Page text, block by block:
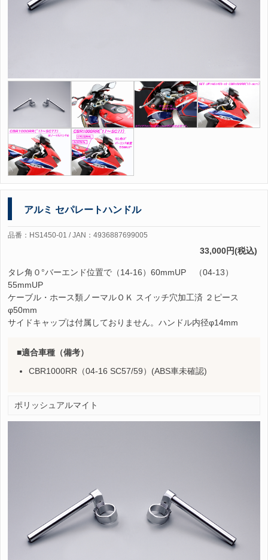
アルミ セパレートハンドル
品番：HS1450-01 / JAN：4936887699005
33,000円(税込)
タレ角０°バーエンド位置で（14-16）60mmUP （04-13）
55mmUP
ケーブル・ホース類ノーマルＯＫ スイッチ穴加工済 ２ピース
φ50mm
サイドキャップは付属しておりません。ハンドル内径φ14mm
適合車種（備考）
CBR1000RR（04-16 SC57/59）(ABS車未確認)
ポリッシュアルマイト